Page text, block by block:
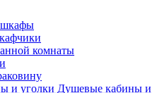
шкафы
комнаты
Душевые кабины и